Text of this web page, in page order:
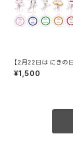
【2月22日は にきの
ラプリ アクリルスタン
ダー
¥1,500